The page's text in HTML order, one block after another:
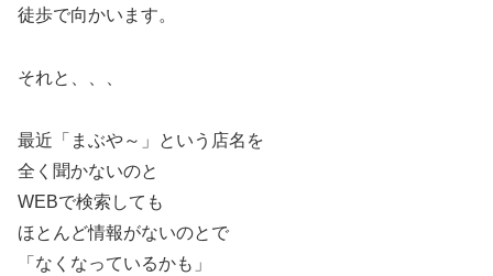
徒歩で向かいます。
それと、、、
最近「まぶや～」という店名を
全く聞かないのと
WEBで検索しても
ほとんど情報がないのとで
「なくなっているかも」